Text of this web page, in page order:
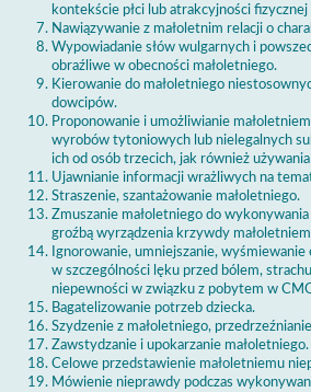
kontekście płci lub atrakcyjności fizycznej
Nawiązywanie z małoletnim relacji o
Wypowiadanie słów wulgarnych i
obraźliwe w obecności małoletniego.
Kierowanie do małoletniego
dowcipów.
Proponowanie i umożliwianie
wyrobów tytoniowych lub nielegalnych
ich od osób trzecich, jak również
Ujawnianie informacji wrażliwych na
Straszenie, szantażowanie małoletniego.
Zmuszanie małoletniego do
groźbą wyrządzenia krzywdy
Ignorowanie, umniejszanie,
w szczególności lęku przed bólem,
niepewności w związku z pobytem w
Bagatelizowanie potrzeb dziecka.
Szydzenie z małoletniego,
Zawstydzanie i upokarzanie małoletniego.
Celowe przedstawienie małoletniemu
Mówienie nieprawdy podczas